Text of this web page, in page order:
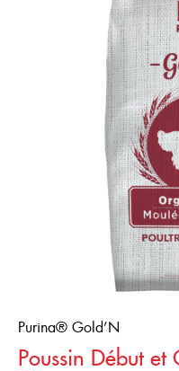
Purina® Gold’N
Poussin Début et